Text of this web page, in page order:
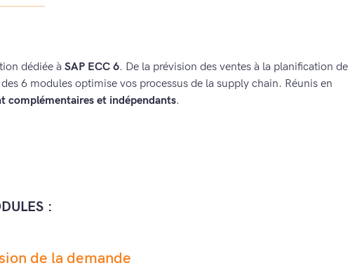
dédiée à SAP ECC 6. De la prévision des ventes à la planification de
6 modules optimise vos processus de la supply chain. Réunis en
complémentaires et indépendants.
:
de la demande